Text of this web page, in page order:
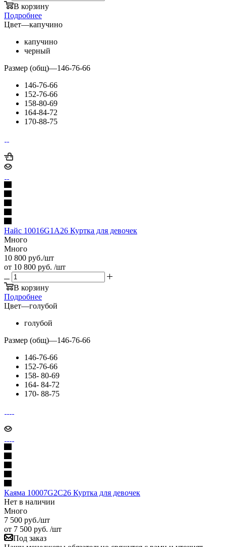
В корзину
Подробнее
Цвет—капучино
капучино
черный
Размер (общ)—146-76-66
146-76-66
152-76-66
158-80-69
164-84-72
170-88-75
Найс 10016G1A26 Куртка для девочек
Много
Много
10 800 руб./шт
от 10 800 руб. /шт
В корзину
Подробнее
Цвет—голубой
голубой
Размер (общ)—146-76-66
146-76-66
152-76-66
158- 80-69
164- 84-72
170- 88-75
Каяма 10007G2С26 Куртка для девочек
Нет в наличии
Много
7 500 руб./шт
от 7 500 руб. /шт
Под заказ